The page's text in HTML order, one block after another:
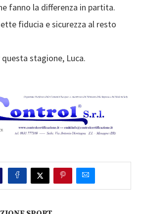
fanno la differenza in partita.
fiducia e sicurezza al resto
stagione, Luca.